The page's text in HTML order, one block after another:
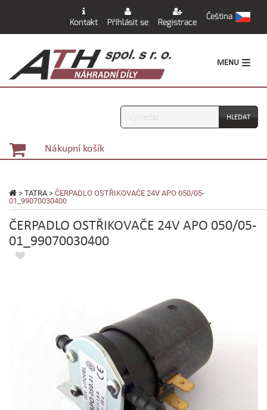
Kontakt Přihlásit se Registrace
Čeština
MENU
Vyhledávání
Nákupní košík
> TATRA> ČERPADLO OSTŘIKOVAČE 24V APO 050/05-
01_99070030400
ČERPADLO OSTŘIKOVAČE 24V APO 050/05-
01_99070030400